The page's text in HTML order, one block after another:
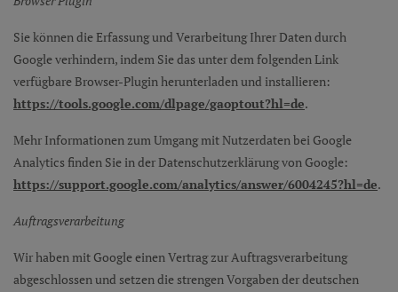
Sie können die Erfassung und Verarbeitung Ihrer Daten durch
Google verhindern, indem Sie das unter dem folgenden Link
verfügbare Browser-Plugin herunterladen und installieren:
https://tools.google.com/dlpage/gaoptout?hl=de.
Mehr Informationen zum Umgang mit Nutzerdaten bei Google
Analytics finden Sie in der Datenschutzerklärung von Google:
https://support.google.com/analytics/answer/6004245?hl=de.
Auftragsverarbeitung
Wir haben mit Google einen Vertrag zur Auftragsverarbeitung
abgeschlossen und setzen die strengen Vorgaben der deutschen